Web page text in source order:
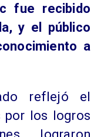
fue recibido
y el público
a
reflejó el
por los logros